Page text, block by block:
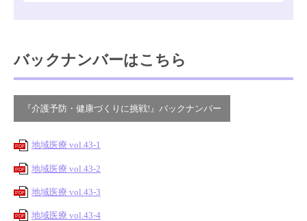
バックナンバーはこちら
『介護予防・健康づくりに挑戦!』バックナンバー
地域医療 vol.43-1
PDF
地域医療 vol.43-2
PDF
地域医療 vol.43-3
PDF
地域医療 vol.43-4
PDF